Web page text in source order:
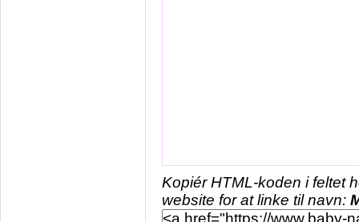
Kopiér HTML-koden i feltet
website for at linke til navn: